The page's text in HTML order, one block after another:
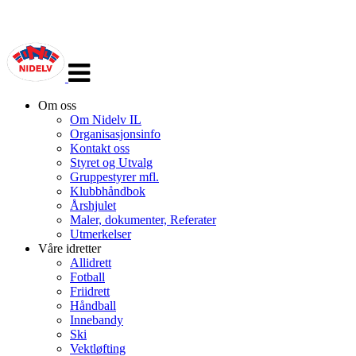
navigasjon
Om oss
Om Nidelv IL
Organisasjonsinfo
Kontakt oss
Styret og Utvalg
Gruppestyrer mfl.
Klubbhåndbok
Årshjulet
Maler, dokumenter, Referater
Utmerkelser
Våre idretter
Allidrett
Fotball
Friidrett
Håndball
Innebandy
Ski
Vektløfting